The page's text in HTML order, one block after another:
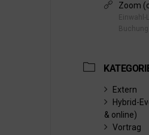
Zoom
Einwahl-
Buchung
Extern
Hybrid-
& online)
Vortrag